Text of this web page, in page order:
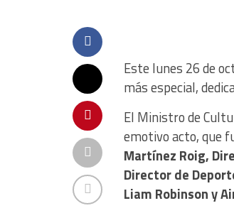
Este lunes 26 de
más especial,
El Ministro de
emotivo acto, que
Martínez Roig,
Director de
Liam Robinson y